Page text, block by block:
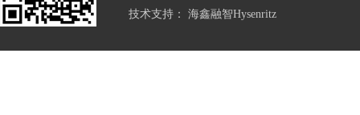
技术支持： 海鑫融智Hysenritz